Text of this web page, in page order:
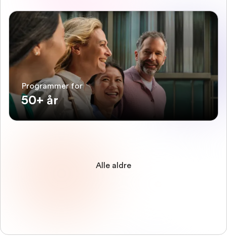
Programmer for
50+ år
Alle aldre